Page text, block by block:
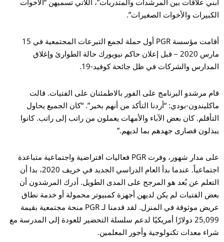
علاقات بين المرشدات والمتدربات”، اللاتي تسميهن “الأخوات
والأخوات الصغيرات”.
أقامت مؤسسة PGR أول حملة لجمع التبرعات المجتمعية في 15
مارس 2020 – قبل إعلان حاكم نيويورك حالة الطوارئ وإغلاق
والشركات في ظل جائحة كوفيد-19.
مرشدو البرنامج على الفور بالاطمئنان على الفتيات. قالت
بودي: “أردنا التأكد من أنهم بخير”. “كان الجميع يحاول
كان بعض الآباء والأمهات يعملون من راتب إلى راتب. كانوا
قصارى جهدهم بما لديهم.”
على مدار شهور، وفرت PGR فعاليات افتراضية واجتماعية متباعدة
اجتماعياً. عندما بدأ العام الدراسي الجديد في خريف 2020، بدا أن
عن بُعد هو المرجح على المدى الطويل. أدرك المرشدون أن
الفتيات لم يكن لديهن أجهزة كمبيوتر محمولة أو خدمة نطاق
عريض موثوقة في المنزل. لقد قدمنا لـ PGR منحة مجتمعية بقيمة
25,099 دولارًا أمريكيًا لدعم سلسلة التحضير للعودة إلى المدرسة مع
معدات تكنولوجية وأجور المعلمين.